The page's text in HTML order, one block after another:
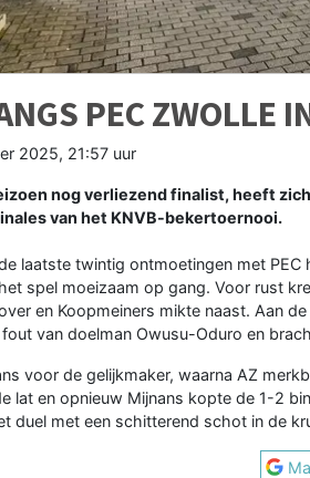
PEC ZWOLLE
2025, 21:57 uur
nog verliezend finalist, heeft
van het KNVB-bekertoernooi.
laatste twintig ontmoetingen met
spel moeizaam op gang. Voor rust
en Koopmeiners mikte naast. Aan
fout van doelman Owusu-Oduro en
voor de gelijkmaker, waarna AZ
lat en opnieuw Mijnans kopte de 1-2
duel met een schitterend schot in de